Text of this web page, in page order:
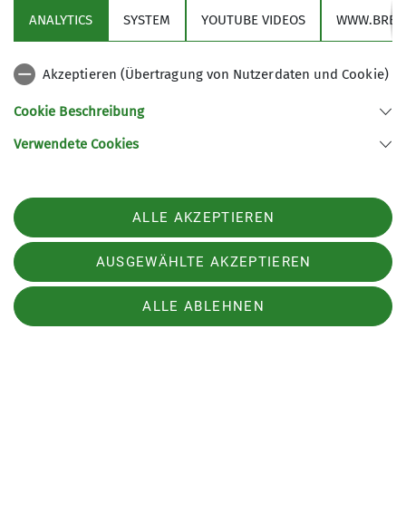
1.12.2025 als Eintrittsdatum hinterlegt. Für
Neueintritte ab dem 1. Dezember gilt im DAV eine
Sonderregelung: Alle Neumitglieder erhalten
den
den Dezember keinen Beitrag bezahlen und das
Eintrittsdatum ist während des Dezembers immer
ANALYTICS SYSTEM YOUTUBE VIDEOS
Akzeptieren (Übertragung von Nutzerdaten und Cookie)
Cookie Beschreibung
Verwendete Cookies
ALLE AKZEPTIEREN
AUSGEWÄHLTE AKZEPTIEREN
ALLE ABLEHNEN